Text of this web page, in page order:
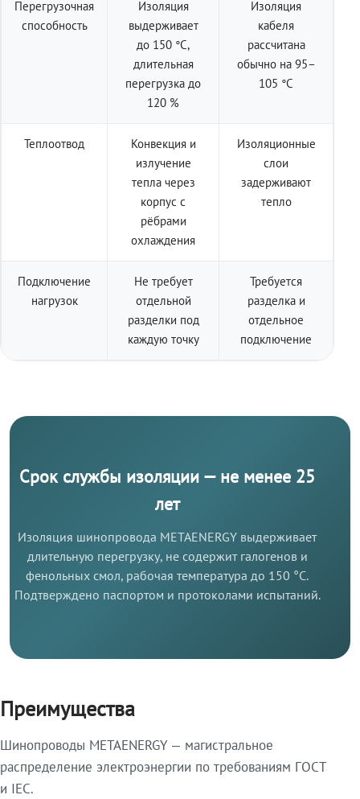
Перегрузочная
способность
Изоляция
выдерживает
до 150 °C,
длительная
перегрузка до
120 %
Изоляция
кабеля
рассчитана
обычно на 95–
105 °C
Теплоотвод
Конвекция и
излучение
тепла через
корпус с
рёбрами
охлаждения
Изоляционные
слои
задерживают
тепло
Подключение
нагрузок
Не требует
отдельной
разделки под
каждую точку
Требуется
разделка и
отдельное
подключение
Срок службы изоляции — не менее 25
лет
Изоляция шинопровода METAENERGY выдерживает
длительную перегрузку, не содержит галогенов и
фенольных смол, рабочая температура до 150 °C.
Подтверждено паспортом и протоколами испытаний.
Преимущества
Шинопроводы METAENERGY — магистральное
распределение электроэнергии по требованиям ГОСТ
и IEC.